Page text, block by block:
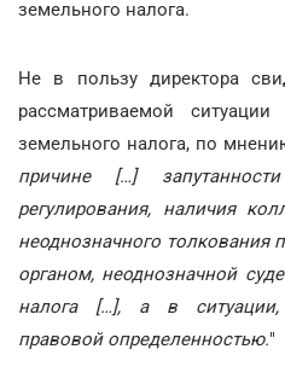
земельного налога.
Не в пользу директора
рассматриваемой
земельного налога, по
причине […]
регулирования, наличия
неоднозначного
органом, неоднозначной
налога […], а в ситуации,
правовой определенностью."